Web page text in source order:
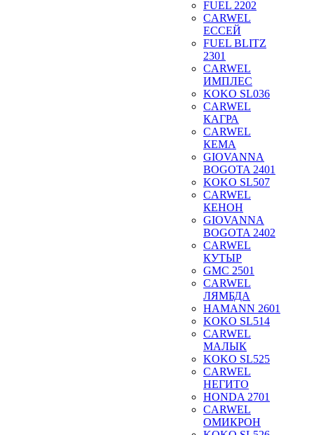
FUEL 2202
CARWEL
ЕССЕЙ
FUEL BLITZ
2301
CARWEL
ИМПЛЕС
KOKO SL036
CARWEL
КАГРА
CARWEL
КЕМА
GIOVANNA
BOGOTA 2401
KOKO SL507
CARWEL
КЕНОН
GIOVANNA
BOGOTA 2402
CARWEL
КУТЫР
GMC 2501
CARWEL
ЛЯМБДА
HAMANN 2601
KOKO SL514
CARWEL
МАЛЫК
KOKO SL525
CARWEL
НЕГИТО
HONDA 2701
CARWEL
ОМИКРОН